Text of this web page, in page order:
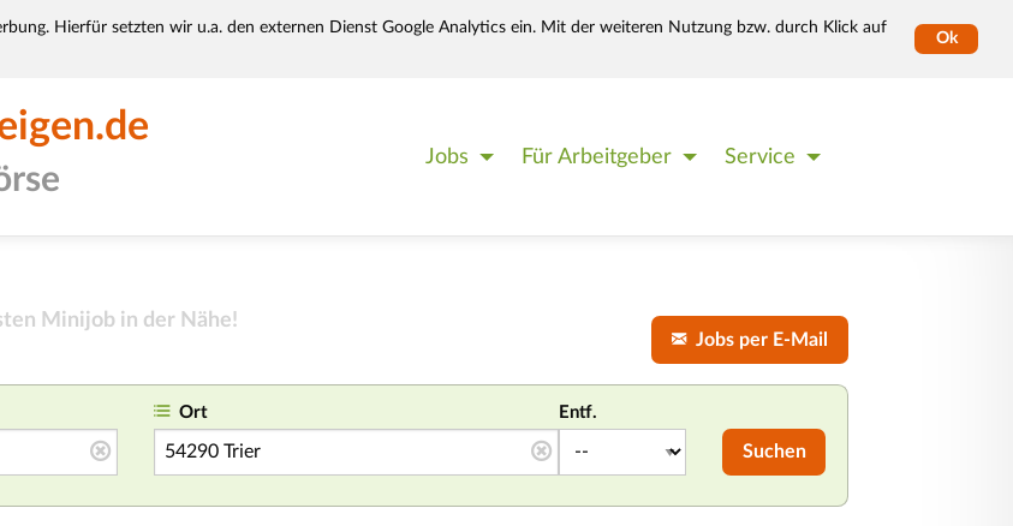
Hierfür setzten wir u.a. den externen Dienst Google Analytics ein. Mit der weiteren Nutzung bzw. durch Klick auf
Ok
Jobs Für Arbeitgeber Service
Minijob in der Nähe!
Jobs per E-Mail
Ort Entf.
Suchen